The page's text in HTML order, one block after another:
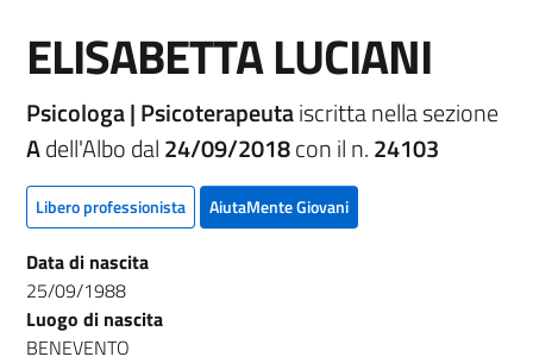
ELISABETTA LUCIANI
Psicologa | Psicoterapeutaiscritta nella sezione
Adell'Albo dal24/09/2018con il n.24103
Libero professionista AiutaMente Giovani
Data di nascita
25/09/1988
Luogo di nascita
BENEVENTO